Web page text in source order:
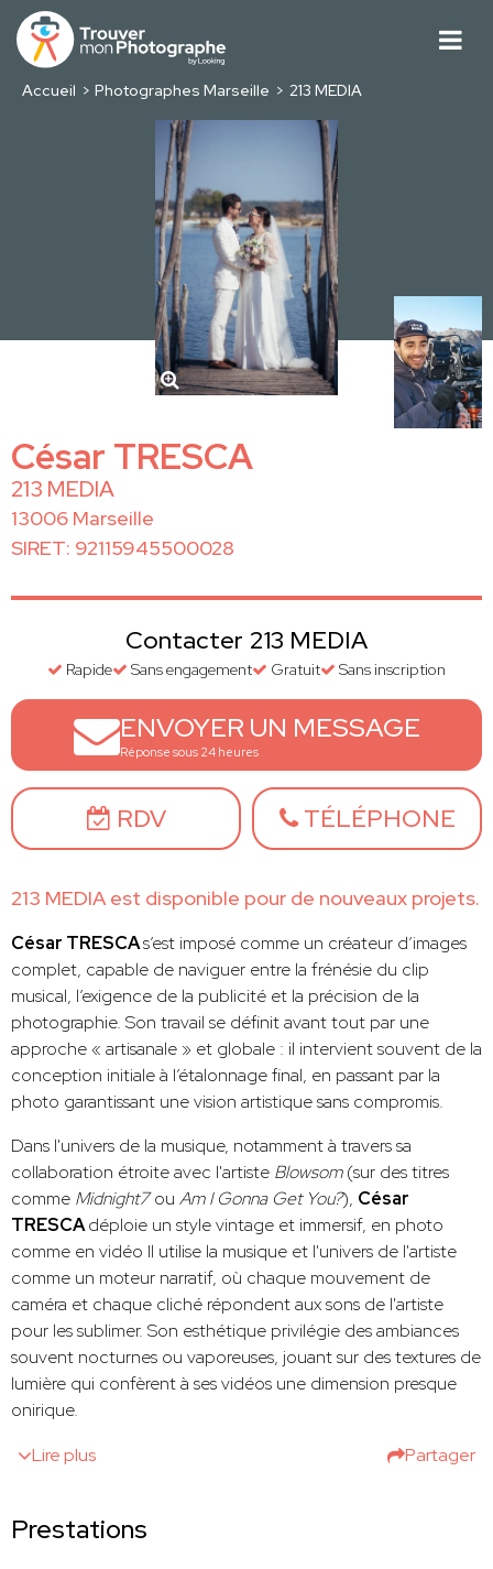
Accueil Photographes Marseille 213 MEDIA
César TRESCA
213 MEDIA
13006 Marseille
SIRET: 92115945500028
Contacter 213 MEDIA
Rapide Sans engagement Gratuit Sans inscription
ENVOYER UN MESSAGE
Réponse sous 24 heures
RDV TÉLÉPHONE
213 MEDIA est disponible pour de nouveaux projets.
César TRESCAs’est imposé comme un créateur d’images
complet, capable de naviguer entre la frénésie du clip
musical, l’exigence de la publicité et la précision de la
photographie. Son travail se définit avant tout par une
approche « artisanale » et globale : il intervient souvent de la
conception initiale à l’étalonnage final, en passant par la
photo garantissant une vision artistique sans compromis.
Dans l'univers de la musique, notamment à travers sa
collaboration étroite avec l'artiste Blowsom(sur des titres
comme Midnight7ou Am I Gonna Get You?), César
TRESCAdéploie un style vintage et immersif, en photo
comme en vidéo Il utilise la musique et l'univers de l'artiste
comme un moteur narratif, où chaque mouvement de
caméra et chaque cliché répondent aux sons de l'artiste
pour les sublimer. Son esthétique privilégie des ambiances
souvent nocturnes ou vaporeuses, jouant sur des textures de
lumière qui confèrent à ses vidéos une dimension presque
onirique.
Lire plus
Partager
Prestations